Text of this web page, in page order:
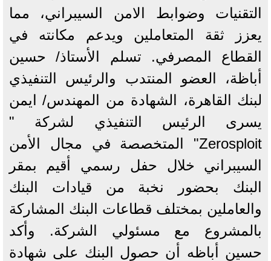
التقنيات وضوابط الامن السيبراني، مما
يعزز ثقة المتعاملين ويدعم مكانته في
القطاع المصرفي. تسلم الأستاذ/ حسين
أباظة، العضو المنتدب والرئيس التنفيذي
لبنك القاهرة، الشهادة من المهندس/ ايمن
يسرى الرئيس التنفيذي لشركة "
Zerosploit" المتخصصة في مجال الأمن
السيبراني خلال حفل رسمي أقيم بمقر
البنك بحضور نخبة من قيادات البنك
والعاملين بمختلف قطاعات البنك المشاركة
بالمشروع مع مسئولي الشركة. وأكد
حسين أباظه أن حصول البنك على شهادة